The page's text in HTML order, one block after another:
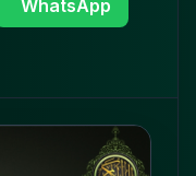
WhatsApp